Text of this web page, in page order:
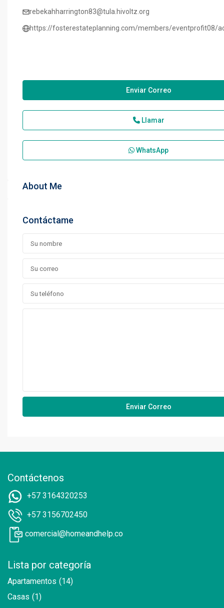
rebekahharrington83@tula.hivoltz.org
https://fosterestateplanning.com/members/eventprofit08/
Enviar Correo
Llamar
WhatsApp
About Me
Contáctame
Contáctenos
+57 3164320253
+57 3156702450
comercial@homeandhelp.co
Lista por categoría
Apartamentos (14)
Casas (1)